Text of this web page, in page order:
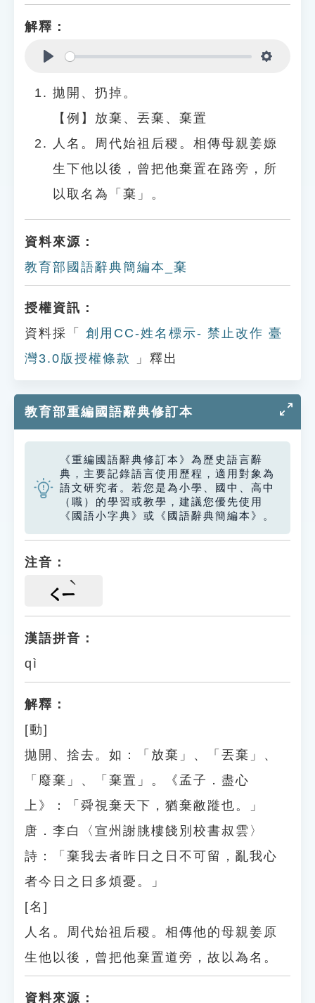
解釋：
拋開、扔掉。
【例】放棄、丟棄、棄置
人名。周代始祖后稷。相傳母親姜嫄
生下他以後，曾把他棄置在路旁，所
以取名為「棄」。
資料來源：
教育部國語辭典簡編本_棄
授權資訊：
資料採「
創用CC-姓名標示- 禁止改作 臺
灣3.0版授權條款
」釋出
教育部重編國語辭典修訂本
《重編國語辭典修訂本》為歷史語言辭
典，主要記錄語言使用歷程，適用對象為
語文研究者。若您是為小學、國中、高中
（職）的學習或教學，建議您優先使用
《國語小字典》或《國語辭典簡編本》。
注音：
ㄑㄧ
漢語拼音：
qì
解釋：
[動]
拋開、捨去。如：「放棄」、「丟棄」、
「廢棄」、「棄置」。《孟子．盡心
上》：「舜視棄天下，猶棄敝蹝也。」
唐．李白〈宣州謝朓樓餞別校書叔雲〉
詩：「棄我去者昨日之日不可留，亂我心
者今日之日多煩憂。」
[名]
人名。周代始祖后稷。相傳他的母親姜原
生他以後，曾把他棄置道旁，故以為名。
資料來源：